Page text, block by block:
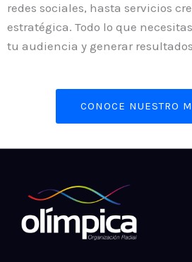
redes sociales, hasta servicios
estratégica. Todo lo que
tu audiencia y generar
CONOCE NUESTRO